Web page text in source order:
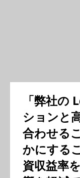
「弊社の
ションと
合わせる
かにする
資収益率